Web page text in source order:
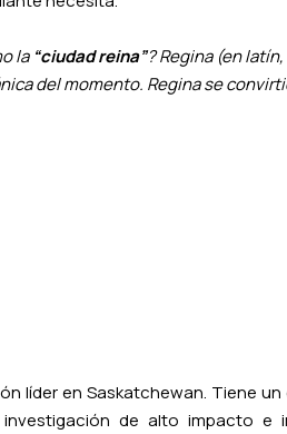
la “ciudad reina”? Regina (en
del momento. Regina se
líder en Saskatchewan. Tiene
de alto impacto e